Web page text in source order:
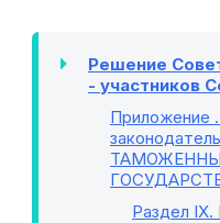
Решение
- участников
Приложение
Раздел IX.